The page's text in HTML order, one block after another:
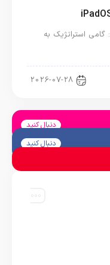
انتشار آپدیت iOS 26.6 و iPadOS 26.6: گامی استراتژیک به
2026-07-28
دنبال کنید
دنبال کنید